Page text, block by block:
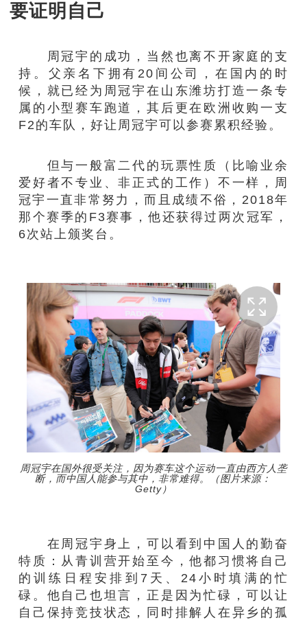
要证明自己
周冠宇的成功，当然也离不开家庭的支
持。父亲名下拥有20间公司，在国内的时
候，就已经为周冠宇在山东潍坊打造一条专
属的小型赛车跑道，其后更在欧洲收购一支
F2的车队，好让周冠宇可以参赛累积经验。
但与一般富二代的玩票性质（比喻业余
爱好者不专业、非正式的工作）不一样，周
冠宇一直非常努力，而且成绩不俗，2018年
那个赛季的F3赛事，他还获得过两次冠军，
6次站上颁奖台。
周冠宇在国外很受关注，因为赛车这个运动一直由西方人垄
断，而中国人能参与其中，非常难得。（图片来源：
Getty）
在周冠宇身上，可以看到中国人的勤奋
特质：从青训营开始至今，他都习惯将自己
的训练日程安排到7天、24小时填满的忙
碌。他自己也坦言，正是因为忙碌，可以让
自己保持竞技状态，同时排解人在异乡的孤